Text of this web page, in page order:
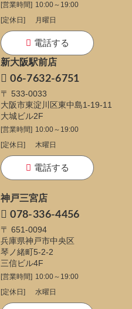
[営業時間] 10:00～19:00
[定休日]
月曜日
電話する
新大阪駅前店
06-7632-6751
〒 533-0033
大阪市東淀川区東中島1-19-11
大城ビル2F
[営業時間] 10:00～19:00
[定休日]
木曜日
電話する
神戸三宮店
078-336-4456
〒 651-0094
兵庫県神戸市中央区
琴ノ緒町5-2-2
三信ビル4F
[営業時間] 10:00～19:00
[定休日]
水曜日